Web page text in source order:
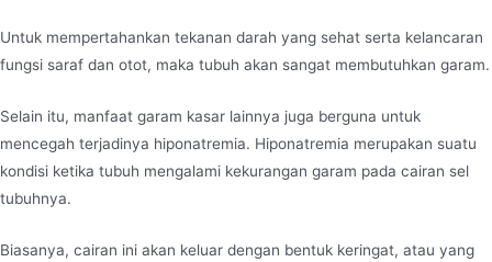
Untuk mempertahankan tekanan darah yang sehat serta kelancaran
fungsi saraf dan otot, maka tubuh akan sangat membutuhkan garam.
Selain itu, manfaat garam kasar lainnya juga berguna untuk
mencegah terjadinya hiponatremia. Hiponatremia merupakan suatu
kondisi ketika tubuh mengalami kekurangan garam pada cairan sel
tubuhnya.
Biasanya, cairan ini akan keluar dengan bentuk keringat, atau yang